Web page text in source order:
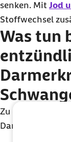
senken. Mit Jod
Stoffwechsel
Was tun
Zu den